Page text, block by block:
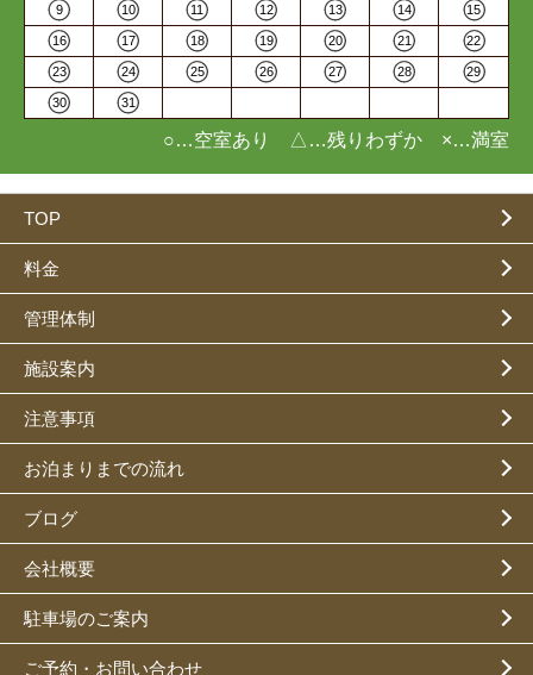
9 10 11 12 13 14 15
16 17 18 19 20 21 22
23 24 25 26 27 28 29
30 31
○…空室あり △…残りわずか ×…満室
TOP
料金
管理体制
施設案内
注意事項
お泊まりまでの流れ
ブログ
会社概要
駐車場のご案内
ご予約・お問い合わせ